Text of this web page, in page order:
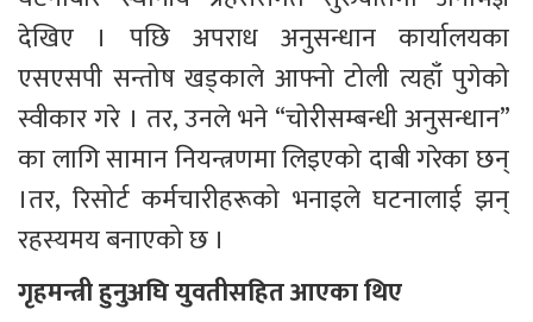
देखिए । पछि अपराध अनुसन्धान कार्यालयका
एसएसपी सन्तोष खड्काले आफ्नो टोली त्यहाँ पुगेको
स्वीकार गरे । तर, उनले भने “चोरीसम्बन्धी अनुसन्धान”
का लागि सामान नियन्त्रणमा लिइएको दाबी गरेका छन्
।तर, रिसोर्ट कर्मचारीहरूको भनाइले घटनालाई झन्
रहस्यमय बनाएको छ ।
गृहमन्त्री हुनुअघि युवतीसहित आएका थिए